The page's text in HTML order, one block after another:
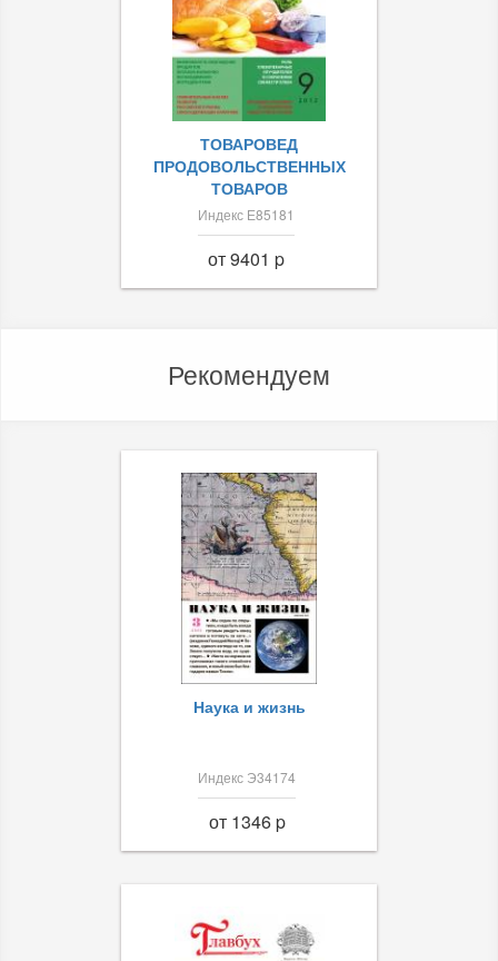
ТОВАРОВЕД
ПРОДОВОЛЬСТВЕННЫХ
ТОВАРОВ
Индекс Е85181
от 9401 p
Рекомендуем
Наука и жизнь
Индекс Э34174
от 1346 p